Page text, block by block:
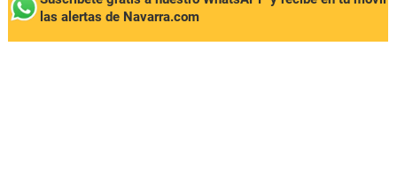
las alertas de Navarra.com